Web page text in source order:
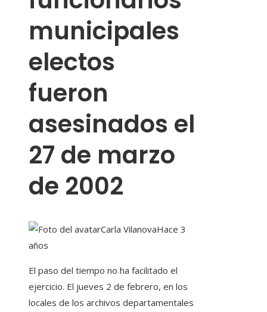
municipales
electos
fueron
asesinados el
27 de marzo
de 2002
Carla VilanovaHace 3
años
El paso del tiempo no ha facilitado el
ejercicio. El jueves 2 de febrero, en los
locales de los archivos departamentales